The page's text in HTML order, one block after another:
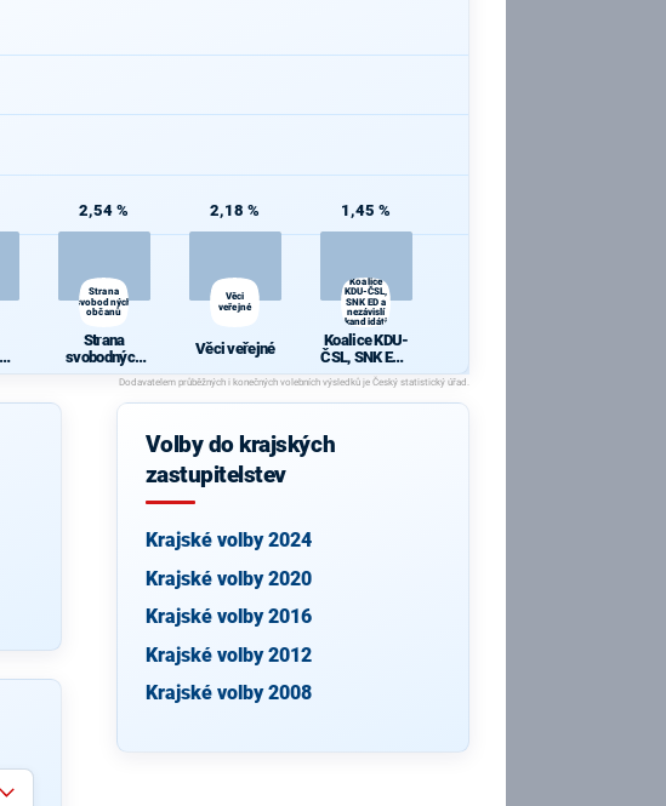
2,54 %
Strana
svobodných
občanů
Strana
svobodných
občanů
2,18 %
Věci
veřejné
Věci veřejné
1,45 %
Koalice
KDU-ČSL,
SNK ED a
nezávislí
kandidáti
Koalice KDU-
ČSL, SNK ED a
nezávislí
kandidáti
Volby do krajských
zastupitelstev
Krajské volby 2024
Krajské volby 2020
Krajské volby 2016
Krajské volby 2012
Krajské volby 2008